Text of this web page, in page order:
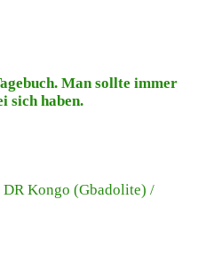
Man sollte immer
sich haben.
DR Kongo (Gbadolite) /